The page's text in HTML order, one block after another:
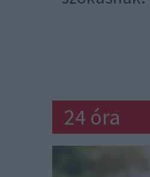
24 óra